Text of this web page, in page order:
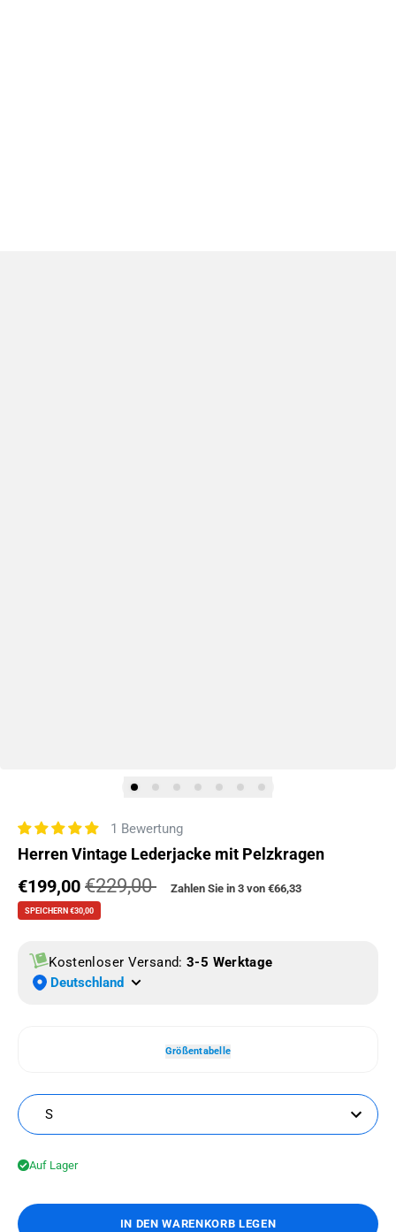
1 Bewertung
Herren Vintage Lederjacke mit Pelzkragen
Verkaufspreis
€199,00 Normaler Preis
€229,00 Zahlen Sie in 3 von €66,33
SPEICHERN €30,00
Kostenloser Versand: 3-5 Werktage
Deutschland
Größentabelle
S
Auf Lager
IN DEN WARENKORB LEGEN